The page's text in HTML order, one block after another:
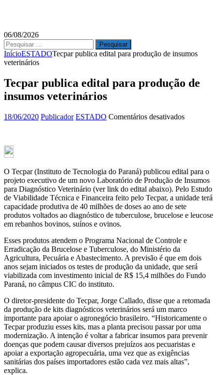
06/08/2026
Pesquisar
por:
InícioESTADOTecpar publica edital para produção de insumos
veterinários
Tecpar publica edital para produção de
insumos veterinários
18/06/2020 Publicador ESTADO Comentários desativadosem
de
insumos
O Tecpar (Instituto de Tecnologia do Paraná) publicou edital para o
projeto executivo de um novo Laboratório de Produção de Insumos
para Diagnóstico Veterinário (ver link do edital abaixo). Pelo Estudo
de Viabilidade Técnica e Financeira feito pelo Tecpar, a unidade terá
capacidade produtiva de 40 milhões de doses ao ano de sete
produtos voltados ao diagnóstico de tuberculose, brucelose e leucose
em rebanhos bovinos, suínos e ovinos.
Esses produtos atendem o Programa Nacional de Controle e
Erradicação da Brucelose e Tuberculose, do Ministério da
Agricultura, Pecuária e Abastecimento. A previsão é que em dois
anos sejam iniciados os testes de produção da unidade, que será
viabilizada com investimento inicial de R$ 15,4 milhões do Fundo
Paraná, no câmpus CIC do instituto.
O diretor-presidente do Tecpar, Jorge Callado, disse que a retomada
da produção de kits diagnósticos veterinários será um marco
importante para apoiar o agronegócio brasileiro. “Historicamente o
Tecpar produziu esses kits, mas a planta precisou passar por uma
modernização. A intenção é voltar a fabricar insumos para prevenir
doenças que podem causar diversos prejuízos aos pecuaristas e
apoiar a exportação agropecuária, uma vez que as exigências
sanitárias dos países importadores estão cada vez mais altas”,
explica.